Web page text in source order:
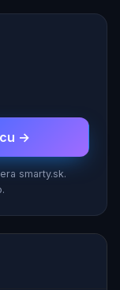
→
smarty.sk.